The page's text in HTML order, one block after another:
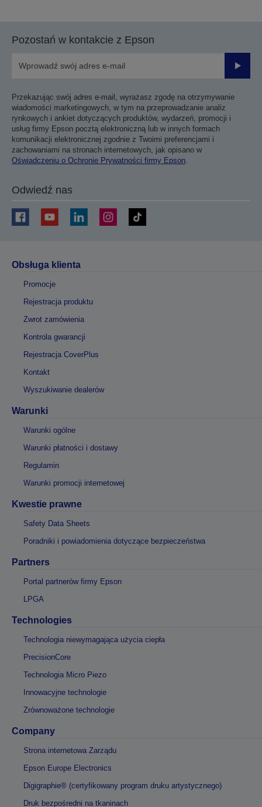
Pozostań w kontakcie z Epson
Przekazując swój adres e-mail, wyrażasz zgodę na otrzymywanie
wiadomości marketingowych, w tym na przeprowadzanie analiz
rynkowych i ankiet dotyczących produktów, wydarzeń, promocji i
usług firmy Epson pocztą elektroniczną lub w innych formach
komunikacji elektronicznej zgodnie z Twoimi preferencjami i
zachowaniami na stronach internetowych, jak opisano w
Oświadczeniu o Ochronie Prywatności firmy Epson
Odwiedź nas
Obsługa klienta
Promocje
Rejestracja produktu
Zwrot zamówienia
Kontrola gwarancji
Rejestracja CoverPlus
Kontakt
Wyszukiwanie dealerów
Warunki
Warunki ogólne
Warunki płatności i dostawy
Regulamin
Warunki promocji internetowej
Kwestie prawne
Safety Data Sheets
Poradniki i powiadomienia dotyczące bezpieczeństwa
Partners
Portal partnerów firmy Epson
LPGA
Technologies
Technologia niewymagająca użycia ciepła
PrecisionCore
Technologia Micro Piezo
Innowacyjne technologie
Zrównoważone technologie
Company
Strona internetowa Zarządu
Epson Europe Electronics
Digigraphie® (certyfikowany program druku artystycznego)
Druk bezpośredni na tkaninach